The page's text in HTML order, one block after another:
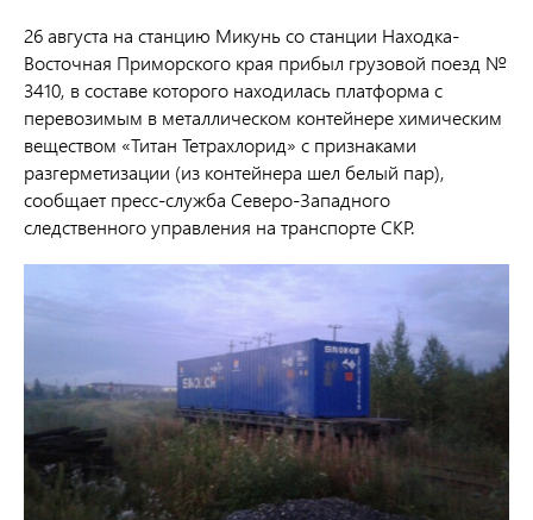
26 августа на станцию Микунь со станции Находка-
Восточная Приморского края прибыл грузовой поезд №
3410, в составе которого находилась платформа с
перевозимым в металлическом контейнере химическим
веществом «Титан Тетрахлорид» с признаками
разгерметизации (из контейнера шел белый пар),
сообщает пресс-служба Северо-Западного
следственного управления на транспорте СКР.